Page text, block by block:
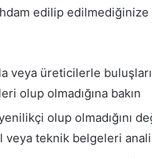
edilip edilmediğinize
veya üreticilerle
olup olmadığına bakın
olup olmadığını
veya teknik belgeleri